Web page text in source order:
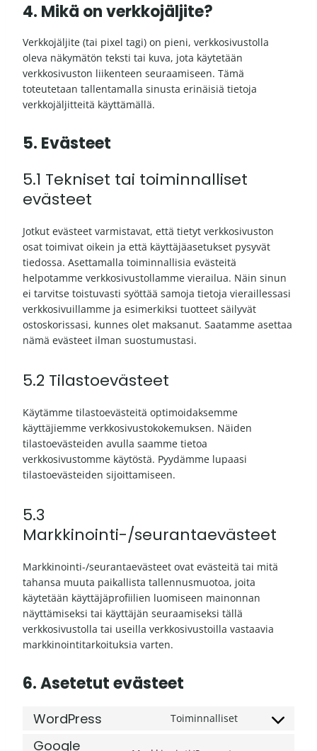
4. Mikä on verkkojäljite?
Verkkojäljite (tai pixel tagi) on pieni, verkkosivustolla
oleva näkymätön teksti tai kuva, jota käytetään
verkkosivuston liikenteen seuraamiseen. Tämä
toteutetaan tallentamalla sinusta erinäisiä tietoja
verkkojäljitteitä käyttämällä.
5. Evästeet
5.1 Tekniset tai toiminnalliset
evästeet
Jotkut evästeet varmistavat, että tietyt verkkosivuston
osat toimivat oikein ja että käyttäjäasetukset pysyvät
tiedossa. Asettamalla toiminnallisia evästeitä
helpotamme verkkosivustollamme vierailua. Näin sinun
ei tarvitse toistuvasti syöttää samoja tietoja vieraillessasi
verkkosivuillamme ja esimerkiksi tuotteet säilyvät
ostoskorissasi, kunnes olet maksanut. Saatamme asettaa
nämä evästeet ilman suostumustasi.
5.2 Tilastoevästeet
Käytämme tilastoevästeitä optimoidaksemme
käyttäjiemme verkkosivustokokemuksen. Näiden
tilastoevästeiden avulla saamme tietoa
verkkosivustomme käytöstä. Pyydämme lupaasi
tilastoevästeiden sijoittamiseen.
5.3
Markkinointi-/seurantaevästeet
Markkinointi-/seurantaevästeet ovat evästeitä tai mitä
tahansa muuta paikallista tallennusmuotoa, joita
käytetään käyttäjäprofiilien luomiseen mainonnan
näyttämiseksi tai käyttäjän seuraamiseksi tällä
verkkosivustolla tai useilla verkkosivustoilla vastaavia
markkinointitarkoituksia varten.
6. Asetetut evästeet
WordPress Toiminnalliset
Google